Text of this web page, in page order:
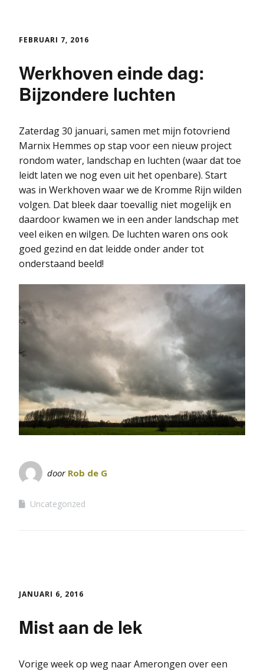
FEBRUARI 7, 2016
Werkhoven einde dag:
Bijzondere luchten
Zaterdag 30 januari, samen met mijn fotovriend
Marnix Hemmes op stap voor een nieuw project
rondom water, landschap en luchten (waar dat toe
leidt laten we nog even uit het openbare). Start
was in Werkhoven waar we de Kromme Rijn wilden
volgen. Dat bleek daar toevallig niet mogelijk en
daardoor kwamen we in een ander landschap met
veel eiken en wilgen. De luchten waren ons ook
goed gezind en dat leidde onder ander tot
onderstaand beeld!
door Rob de G
Uncategorized
JANUARI 6, 2016
Mist aan de lek
Vorige week op weg naar Amerongen over een